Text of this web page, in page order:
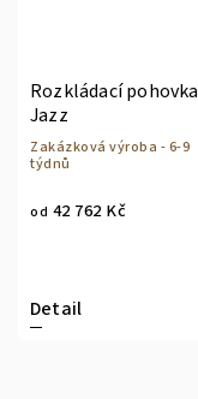
Rozkládací pohovka
Jazz
Zakázková výroba - 6-9
týdnů
od 42 762 Kč
Detail